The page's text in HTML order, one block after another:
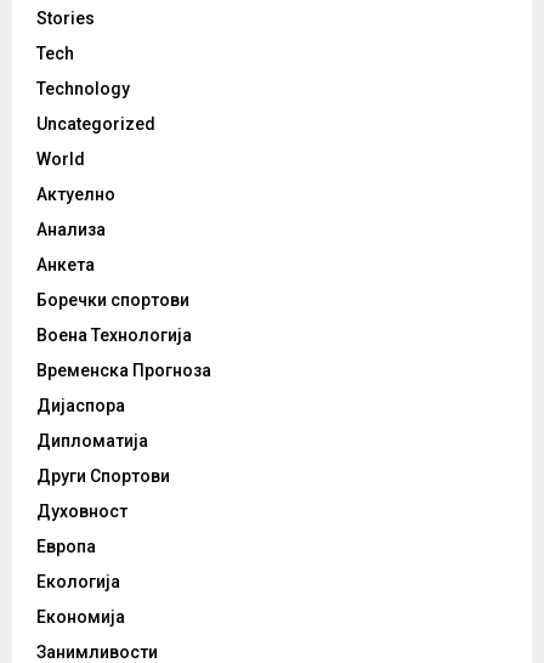
Stories
Tech
Technology
Uncategorized
World
Актуелно
Анализа
Анкета
Боречки спортови
Воена Технологија
Временска Прогноза
Дијаспора
Дипломатија
Други Спортови
Духовност
Европа
Екологија
Економија
Занимливости